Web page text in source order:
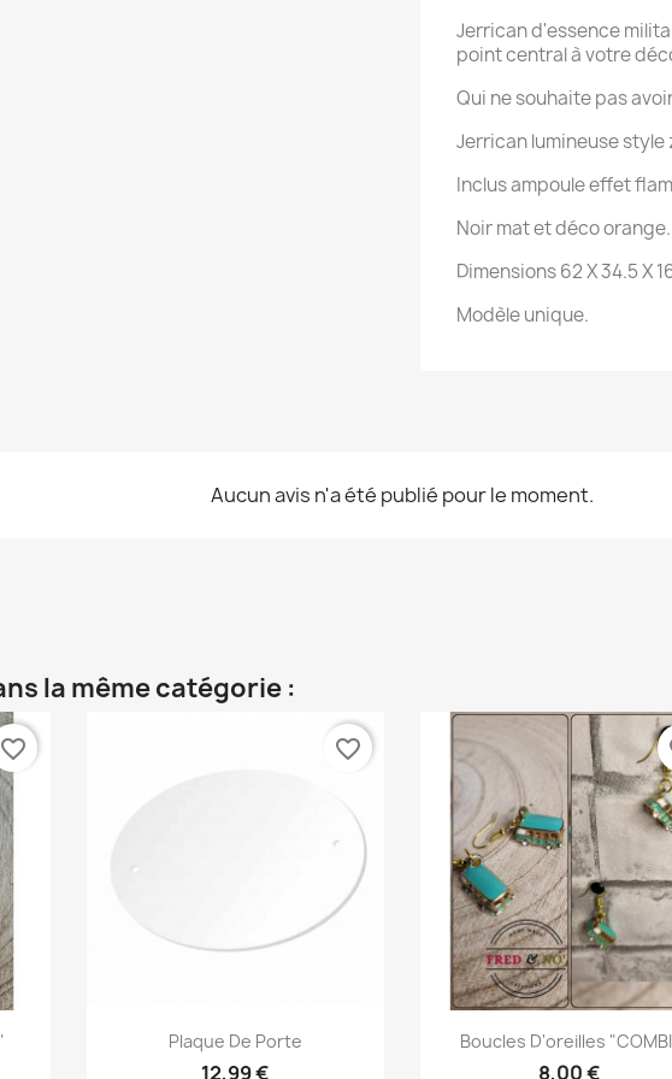
Jerrican d'essence
point central à votre
Qui ne souhaite pas
Jerrican lumineuse style
Inclus ampoule effet
Noir mat et déco orange.
Dimensions 62 X 34.5 X
Modèle unique.
Aucun avis n'a été publié pour le moment.
la même catégorie :
favorite_border
Aperçu rapide
Plaque De Porte
12,99 €
favorite_border
Aperçu rapide
Boucles D'oreilles
8,00 €